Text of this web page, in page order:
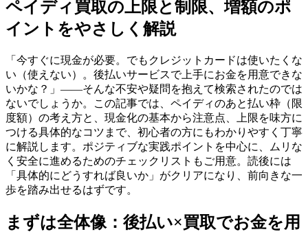
ペイディ買取の上限と制限、増額のポ
イントをやさしく解説
「今すぐに現金が必要。でもクレジットカードは使いたくな
い（使えない）。後払いサービスで上手にお金を用意できな
いかな？」——そんな不安や疑問を抱えて検索されたのでは
ないでしょうか。この記事では、ペイディのあと払い枠（限
度額）の考え方と、現金化の基本から注意点、上限を味方に
つける具体的なコツまで、初心者の方にもわかりやすく丁寧
に解説します。ポジティブな実践ポイントを中心に、ムリな
く安全に進めるためのチェックリストもご用意。読後には
「具体的にどうすれば良いか」がクリアになり、前向きな一
歩を踏み出せるはずです。
まずは全体像：後払い×買取でお金を用